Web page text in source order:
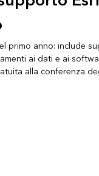
primo anno: include
ai dati e ai
alla conferenza